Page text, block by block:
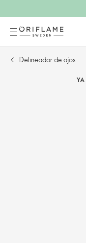
Delineador de ojos
YA